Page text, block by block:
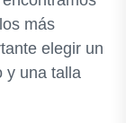
más
elegir un
y una talla